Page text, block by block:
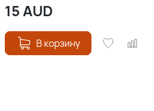
15AUD
В корзину